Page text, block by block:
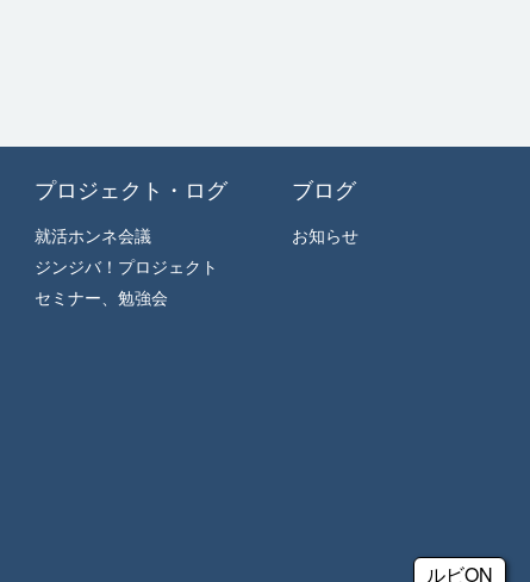
プロジェクト・ログ
就活ホンネ会議
ジンジバ！プロジェクト
セミナー、勉強会
ブログ
お知らせ
ルビON